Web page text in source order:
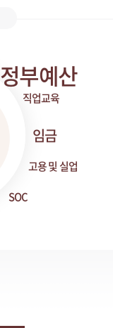
정부예산
직업교육
임금
고용 및 실업
SOC